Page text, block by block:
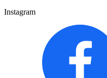
Instagram